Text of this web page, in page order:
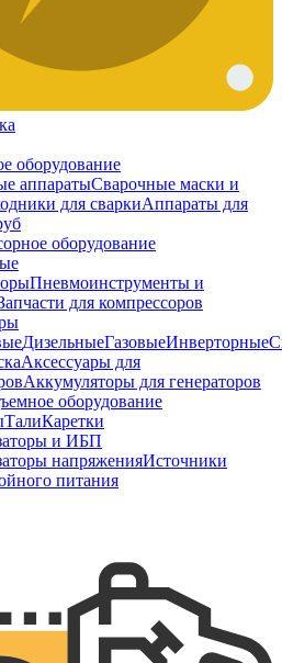
оборудование
аппаратыСварочные маски и
для сваркиАппараты для
оборудование
Пневмоинструменты и
для компрессоров
ДизельныеГазовыеИнверторные
Аксессуары для
Аккумуляторы для генераторов
оборудование
ТалиКаретки
и ИБП
напряженияИсточники
питания